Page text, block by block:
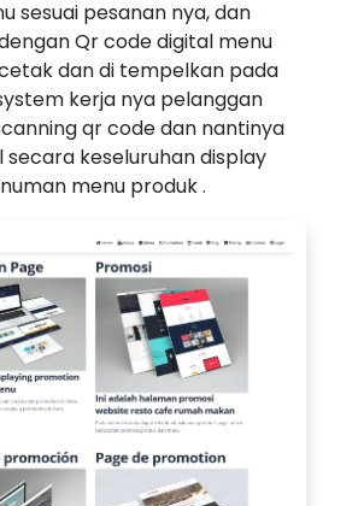
sesuai pesanan nya, dan
Qr code digital menu
dan di tempelkan pada
kerja nya pelanggan
qr code dan nantinya
secara keseluruhan display
menu produk .